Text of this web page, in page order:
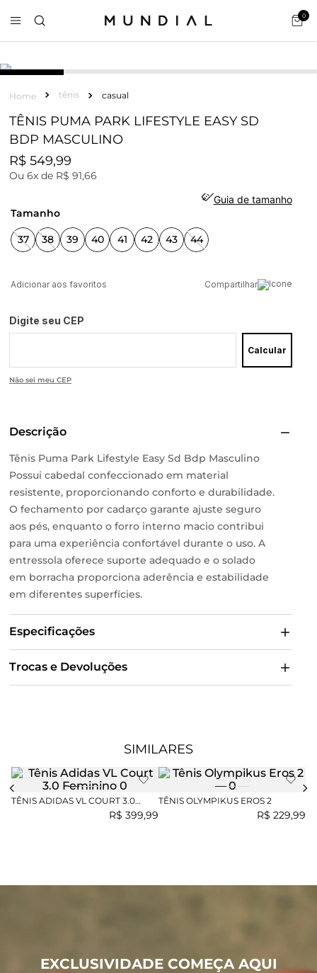
0
tênis casual
TÊNIS PUMA PARK LIFESTYLE EASY SD
BDP MASCULINO
R$ 549,99
Ou 6x de R$ 91,66
Guia de tamanho
tamanho
37 38 39 40 41 42 43 44
Compartilhar
Digite seu CEP
Calcular
Não sei meu CEP
Descrição
Tênis Puma Park Lifestyle Easy Sd Bdp Masculino
Possui cabedal confeccionado em material
resistente, proporcionando conforto e durabilidade.
O fechamento por cadarço garante ajuste seguro
aos pés, enquanto o forro interno macio contribui
para uma experiência confortável durante o uso. A
entressola oferece suporte adequado e o solado
em borracha proporciona aderência e estabilidade
em diferentes superfícies.
Especificações
Trocas e Devoluções
SIMILARES
TÊNIS ADIDAS VL COURT 3.0
R$ 399,99
TÊNIS OLYMPIKUS EROS 2
R$ 229,99
EXCLUSIVIDADE COMEÇA AQUI